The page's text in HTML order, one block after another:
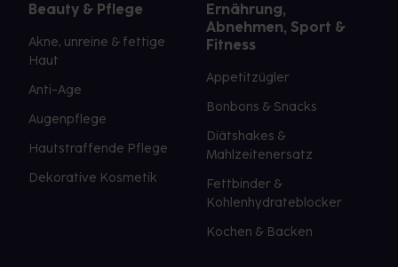
Beauty & Pflege
Akne, unreine & fettige
Haut
Anti-Age
Augenpflege
Hautstraffende Pflege
Dekorative Kosmetik
Ernährung,
Abnehmen, Sport &
Fitness
Appetitzügler
Bonbons & Snacks
Diätshakes &
Mahlzeitenersatz
Fettbinder &
Kohlenhydrateblocker
Kochen & Backen